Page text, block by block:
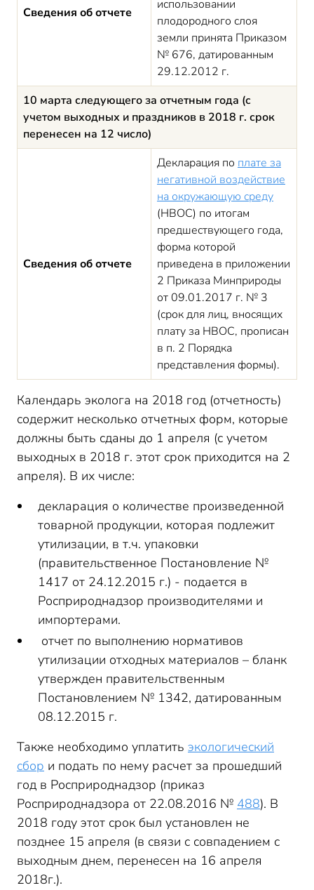
Сведения об отчете
использовании
плодородного слоя
земли принята Приказом
№ 676, датированным
29.12.2012 г.
10 марта следующего за отчетным года (с
учетом выходных и праздников в 2018 г. срок
перенесен на 12 число)
Сведения об отчете
Декларация по плате за
негативной воздействие
на окружающую среду
(НВОС) по итогам
предшествующего года,
форма которой
приведена в приложении
2 Приказа Минприроды
от 09.01.2017 г. № 3
(срок для лиц, вносящих
плату за НВОС, прописан
в п. 2 Порядка
представления формы).
Календарь эколога на 2018 год (отчетность)
содержит несколько отчетных форм, которые
должны быть сданы до 1 апреля (с учетом
выходных в 2018 г. этот срок приходится на 2
апреля). В их числе:
декларация о количестве произведенной
товарной продукции, которая подлежит
утилизации, в т.ч. упаковки
(правительственное Постановление №
1417 от 24.12.2015 г.) - подается в
Росприроднадзор производителями и
импортерами.
отчет по выполнению нормативов
утилизации отходных материалов – бланк
утвержден правительственным
Постановлением № 1342, датированным
08.12.2015 г.
Также необходимо уплатить экологический
сбор и подать по нему расчет за прошедший
год в Росприроднадзор (приказ
Росприроднадзора от 22.08.2016 № 488). В
2018 году этот срок был установлен не
позднее 15 апреля (в связи с совпадением с
выходным днем, перенесен на 16 апреля
2018г.).